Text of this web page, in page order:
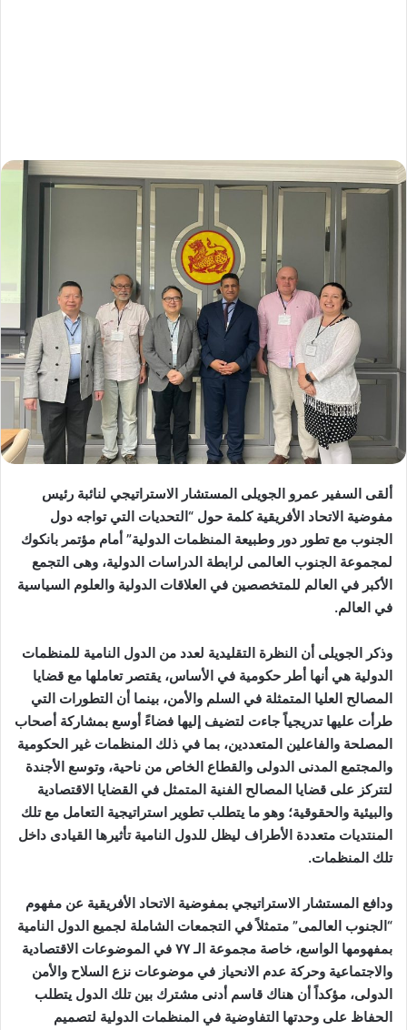
ألقى السفير عمرو الجويلى المستشار الاستراتيجي لنائبة رئيس
مفوضية الاتحاد الأفريقية كلمة حول “التحديات التي تواجه دول
الجنوب مع تطور دور وطبيعة المنظمات الدولية” أمام مؤتمر بانكوك
لمجموعة الجنوب العالمى لرابطة الدراسات الدولية، وهى التجمع
الأكبر في العالم للمتخصصين في العلاقات الدولية والعلوم السياسية
في العالم.
وذكر الجويلى أن النظرة التقليدية لعدد من الدول النامية للمنظمات
الدولية هي أنها أطر حكومية في الأساس، يقتصر تعاملها مع قضايا
المصالح العليا المتمثلة في السلم والأمن، بينما أن التطورات التي
طرأت عليها تدريجياً جاءت لتضيف إليها فضاءً أوسع بمشاركة أصحاب
المصلحة والفاعلين المتعددين، بما في ذلك المنظمات غير الحكومية
والمجتمع المدنى الدولى والقطاع الخاص من ناحية، وتوسع الأجندة
لتتركز على قضايا المصالح الفنية المتمثل في القضايا الاقتصادية
والبيئية والحقوقية؛ وهو ما يتطلب تطوير استراتيجية التعامل مع تلك
المنتديات متعددة الأطراف ليظل للدول النامية تأثيرها القيادى داخل
تلك المنظمات.
ودافع المستشار الاستراتيجي بمفوضية الاتحاد الأفريقية عن مفهوم
“الجنوب العالمى” متمثلاً في التجمعات الشاملة لجميع الدول النامية
بمفهومها الواسع، خاصة مجموعة الـ ٧٧ في الموضوعات الاقتصادية
والاجتماعية وحركة عدم الانحياز في موضوعات نزع السلاح والأمن
الدولى، مؤكداً أن هناك قاسم أدنى مشترك بين تلك الدول يتطلب
الحفاظ على وحدتها التفاوضية في المنظمات الدولية لتصميم